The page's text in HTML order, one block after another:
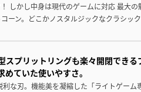
しかし中身は現代のゲームに対応 最大の
ーン。どこかノスタルジックなクラシッ
スプリットリングも楽々開閉でき
ていた使いやすさ。
な刃。機能美を凝縮した「ライトゲーム